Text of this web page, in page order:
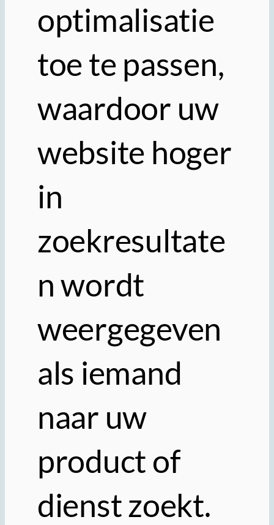
optimalisatie
toe te passen,
waardoor uw
website hoger
in
zoekresultate
n wordt
weergegeven
als iemand
naar uw
product of
dienst zoekt.